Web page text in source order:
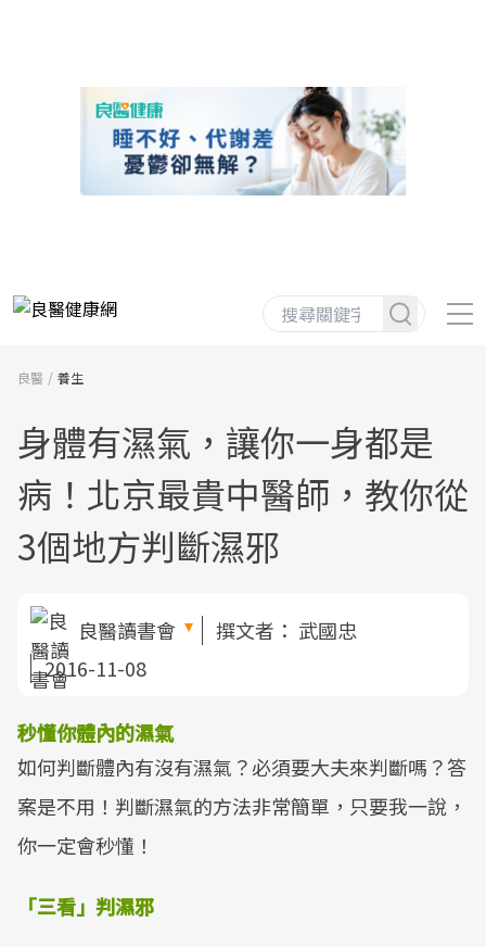
良醫 養生
身體有濕氣，讓你一身都是
病！北京最貴中醫師，教你從
3個地方判斷濕邪
良醫讀書會 撰文者： 武國忠
2016-11-08
秒懂你體內的濕氣
如何判斷體內有沒有濕氣？必須要大夫來判斷嗎？答
案是不用！判斷濕氣的方法非常簡單，只要我一說，
你一定會秒懂！
「三看」判濕邪